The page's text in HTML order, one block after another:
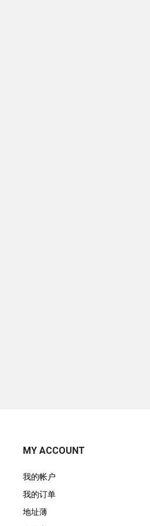
MY ACCOUNT
我的帐户
我的订单
地址薄